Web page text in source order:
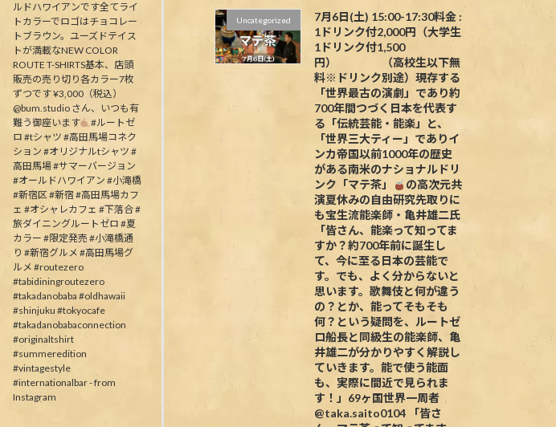
ルドハワイアンです全てライ
トカラーでロゴはチョコレー
トブラウン。ユーズドテイス
トが満載なNEW COLOR
ROUTE T-SHIRTS基本、店頭
販売の売り切り各カラー7枚
ずつです ¥3,000（税込）
@bum.studio さん、いつも有
難う御座います
#ルートゼ
ロ #tシャツ #高田馬場コネク
ション #オリジナルtシャツ #
高田馬場 #サマーバージョン
#オールドハワイアン #小滝橋
#新宿区 #新宿 #高田馬場カフ
ェ #オシャレカフェ #下落合 #
旅ダイニングルートゼロ #夏
カラー #限定発売 #小滝橋通
り #新宿グルメ #高田馬場グ
ルメ #routezero
#tabidiningroutezero
#takadanobaba #oldhawaii
#shinjuku #tokyocafe
#takadanobabaconnection
#originaltshirt
#summeredition
#vintagestyle
#internationalbar - from
Instagram
Uncategorized
7月6日(土) 15:00-17:30料金 :
1ドリンク付2,000円（大学生
1ドリンク付1,500
円） （高校生以下無
料※ドリンク別途）現存する
「世界最古の演劇」であり約
700年間つづく日本を代表す
る「伝統芸能・能楽」と、
「世界三大ティー」でありイ
ンカ帝国以前1000年の歴史
がある南米のナショナルドリ
ンク「マテ茶」
の高次元共
演夏休みの自由研究先取りに
も宝生流能楽師・亀井雄二氏
「皆さん、能楽って知ってま
すか？約700年前に誕生し
て、今に至る日本の芸能で
す。でも、よく分からないと
思います。歌舞伎と何が違う
の？とか、能ってそもそも
何？という疑問を、ルートゼ
ロ船長と同級生の能楽師、亀
井雄二が分かりやすく解説し
ていきます。能で使う能面
も、実際に間近で見られま
す！」69ヶ国世界一周者
@taka.saito0104 「皆さ